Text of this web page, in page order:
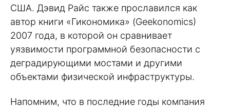
США. Дэвид Райс также прославился как
автор книги «Гикономика» (Geekonomics)
2007 года, в которой он сравнивает
уязвимости программной безопасности с
деградирующими мостами и другими
объектами физической инфраструктуры.
Напомним, что в последние годы компания